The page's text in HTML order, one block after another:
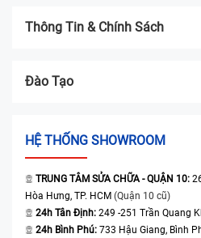
Thông Tin & Chính Sách
Đào Tạo
HỆ THỐNG SHOWROOM
TRUNG TÂM SỬA CHỮA - QUẬN 10:
Hòa Hưng, TP. HCM (Quận 10 cũ)
24h Tân Định: 249 -251 Trần Quang
24h Bình Phú: 733 Hậu Giang, Bình